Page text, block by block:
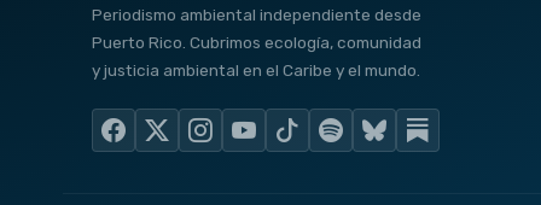
Periodismo ambiental independiente desde
Puerto Rico. Cubrimos ecología, comunidad
y justicia ambiental en el Caribe y el mundo.